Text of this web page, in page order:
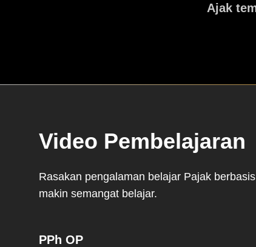
Ajak
Video Pembelajaran
Rasakan pengalaman belajar Pajak
makin semangat belajar.
PPh OP